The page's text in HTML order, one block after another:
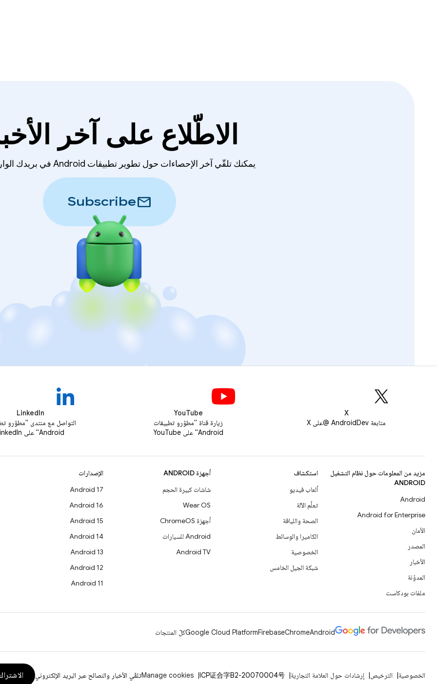
الاطّلاع على آخر
يمكنك تلقّي آخر الإحصاءات حول تطوير تطبيقات Android في بريدك الوارد أسبوعيًا.
mail
Subscribe
X
متابعة AndroidDev @على X
YouTube
زيارة قناة "مطوّرو تطبيقات
Android" على YouTube
LinkedIn
التواصل مع منتدى "مطوّرو
Android" على LinkedIn
مزيد من المعلومات حول نظام التشغيل
ANDROID
Android
Android for Enterprise
الأمان
المصدر
الأخبار
المدوّنة
ملفات بودكاست
استكشاف
ألعاب فيديو
تعلُم الآلة
الصحة واللياقة
الكاميرا والوسائط
الخصوصية
شبكة الجيل الخامس
أجهزة ANDROID
شاشات كبيرة الحجم
Wear OS
أجهزة ChromeOS
Android للسيارات
Android TV
الإصدارات
Android 17
Android 16
Android 15
Android 14
Android 13
Android 12
Android 11
Android
Chrome
Firebase
Google Cloud Platformكلّ المنتجات
الخصوصية الترخيص إرشادات حول العلامة التجارية ICP证合字B2-20070004号
Manage cookiesتلقّي الأخبار والنصائح عبر البريد الإلكتروني